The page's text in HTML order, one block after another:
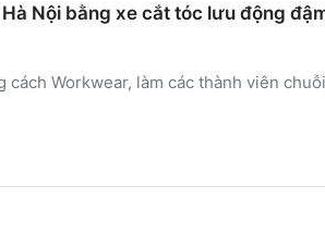
Nội bằng xe cắt tóc lưu động
Workwear, làm các thành viên